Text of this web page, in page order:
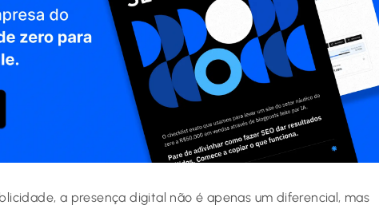
a presença digital não é apenas um diferencial, mas